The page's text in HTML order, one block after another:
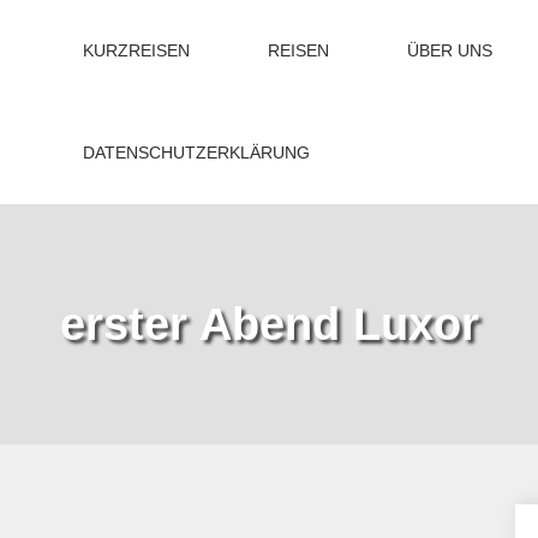
KURZREISEN REISEN ÜBER UNS
DATENSCHUTZERKLÄRUNG
erster Abend Luxor